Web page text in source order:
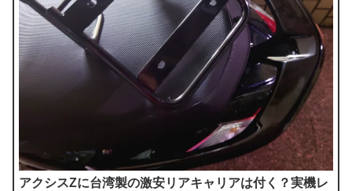
アクシスZに台湾製の激安リアキャリアは付く？実機レ